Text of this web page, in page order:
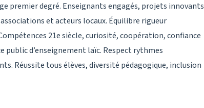
premier degré. Enseignants engagés, projets innovants
et acteurs locaux. Équilibre rigueur
21e siècle, curiosité, coopération, confiance
d’enseignement laïc. Respect rythmes
Réussite tous élèves, diversité pédagogique, inclusion